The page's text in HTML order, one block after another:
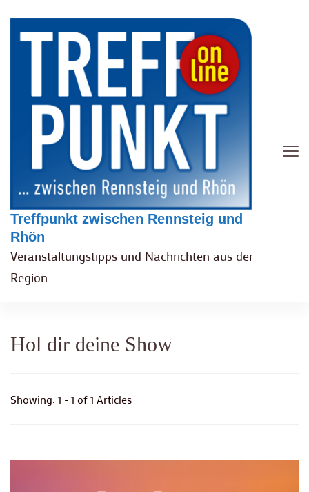
Treffpunkt zwischen Rennsteig und
Rhön
Veranstaltungstipps und Nachrichten aus der
Region
Hol dir deine Show
Showing: 1 - 1 of 1 Articles